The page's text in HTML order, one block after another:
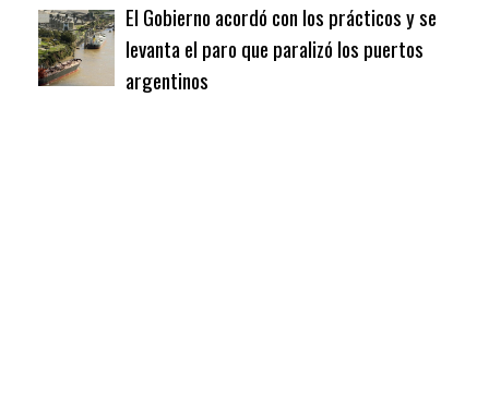
El Gobierno acordó con los prácticos y se
levanta el paro que paralizó los puertos
argentinos